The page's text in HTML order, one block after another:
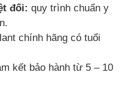
đối: quy trình chuẩn y
chính hãng có tuổi
kết bảo hành từ 5 – 10